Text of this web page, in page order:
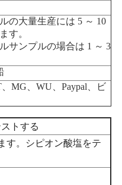
の大量生産には 5 ～ 10
す。
サンプルの場合は 1 ～ 3
MG、WU、Paypal、ビ
トする
す。シピオン酸塩をテ